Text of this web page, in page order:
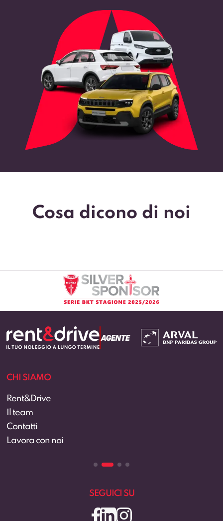
Cosa dicono di noi
CHI SIAMO
Rent&Drive
Il team
Contatti
Lavora con noi
SEGUICI SU